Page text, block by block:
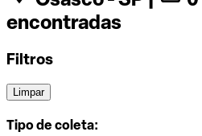
encontradas
Filtros
Limpar
Tipo de coleta: